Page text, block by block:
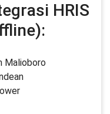
HRIS
Malioboro